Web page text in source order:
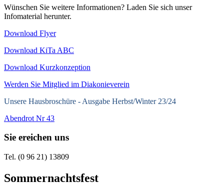
Wünschen Sie weitere Informationen? Laden Sie sich unser
Infomaterial herunter.
Download Flyer
Download KiTa ABC
Download Kurzkonzeption
Werden Sie Mitglied im Diakonieverein
Unsere Hausbroschüre - Ausgabe Herbst/Winter 23/24
Abendrot Nr 43
Sie ereichen uns
Tel. (0 96 21) 13809
Sommernachtsfest